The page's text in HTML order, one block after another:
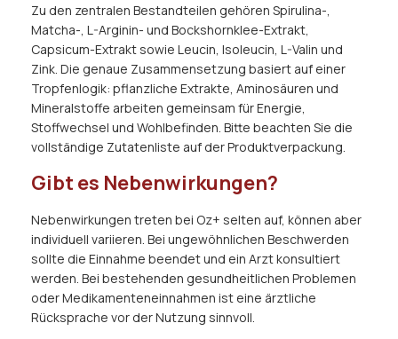
Zu den zentralen Bestandteilen gehören Spirulina-,
Matcha-, L-Arginin- und Bockshornklee-Extrakt,
Capsicum-Extrakt sowie Leucin, Isoleucin, L-Valin und
Zink. Die genaue Zusammensetzung basiert auf einer
Tropfenlogik: pflanzliche Extrakte, Aminosäuren und
Mineralstoffe arbeiten gemeinsam für Energie,
Stoffwechsel und Wohlbefinden. Bitte beachten Sie die
vollständige Zutatenliste auf der Produktverpackung.
Gibt es Nebenwirkungen?
Nebenwirkungen treten bei Oz+ selten auf, können aber
individuell variieren. Bei ungewöhnlichen Beschwerden
sollte die Einnahme beendet und ein Arzt konsultiert
werden. Bei bestehenden gesundheitlichen Problemen
oder Medikamenteneinnahmen ist eine ärztliche
Rücksprache vor der Nutzung sinnvoll.